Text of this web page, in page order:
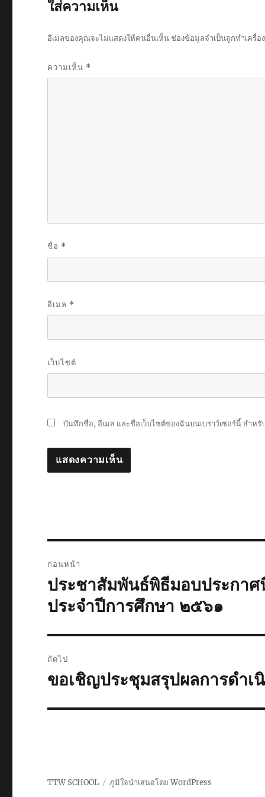
ใส่ความเห็น
อีเมลของคุณจะไม่แสดงให้คนอื่นเห็น ช่องข้อมูลจำเป็นถูกทำเครื่อ
ความเห็น *
ชื่อ *
อีเมล *
เว็บไซต์
บันทึกชื่อ, อีเมล และชื่อเว็บไซต์ของฉันบนเบราว์เซอร์นี้ สำห
เรื่อง
ก่อนหน้า
เรื่อง
ก่อน
หน้า:
ประชาสัมพันธ์พิธีมอบประกา
ประจำปีการศึกษา ๒๕๖๑
ถัดไป
เรื่อง
ไป:
ขอเชิญประชุมสรุปผลการดำเ
TTW SCHOOL ภูมิใจนำเสนอโดย WordPress